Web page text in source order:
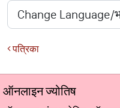
पत्रिका
ऑनलाइन ज्योतिष